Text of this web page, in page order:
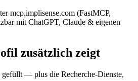
mcp.implisense.com (FastMCP,
mit ChatGPT, Claude & eigenen
zusätzlich zeigt
gefüllt — plus die Recherche-Dienste,